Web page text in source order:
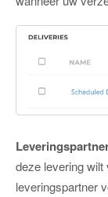
deze levering
leveringspartner